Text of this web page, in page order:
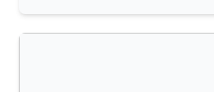
Matkapuhelin